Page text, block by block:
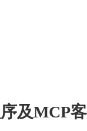
及MCP